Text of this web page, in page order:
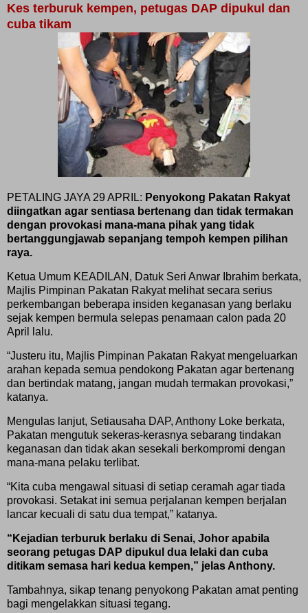
Kes terburuk kempen, petugas DAP dipukul dan
cuba tikam
PETALING JAYA 29 APRIL: Penyokong Pakatan Rakyat
diingatkan agar sentiasa bertenang dan tidak termakan
dengan provokasi mana-mana pihak yang tidak
bertanggungjawab sepanjang tempoh kempen pilihan
raya.
Ketua Umum KEADILAN, Datuk Seri Anwar Ibrahim berkata,
Majlis Pimpinan Pakatan Rakyat melihat secara serius
perkembangan beberapa insiden keganasan yang berlaku
sejak kempen bermula selepas penamaan calon pada 20
April lalu.
“Justeru itu, Majlis Pimpinan Pakatan Rakyat mengeluarkan
arahan kepada semua pendokong Pakatan agar bertenang
dan bertindak matang, jangan mudah termakan provokasi,”
katanya.
Mengulas lanjut, Setiausaha DAP, Anthony Loke berkata,
Pakatan mengutuk sekeras-kerasnya sebarang tindakan
keganasan dan tidak akan sesekali berkompromi dengan
mana-mana pelaku terlibat.
“Kita cuba mengawal situasi di setiap ceramah agar tiada
provokasi. Setakat ini semua perjalanan kempen berjalan
lancar kecuali di satu dua tempat,” katanya.
“Kejadian terburuk berlaku di Senai, Johor apabila
seorang petugas DAP dipukul dua lelaki dan cuba
ditikam semasa hari kedua kempen,” jelas Anthony.
Tambahnya, sikap tenang penyokong Pakatan amat penting
bagi mengelakkan situasi tegang.